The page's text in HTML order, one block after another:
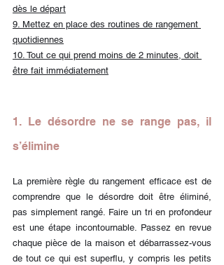
dès le départ
9. Mettez en place des routines de rangement
quotidiennes
10. Tout ce qui prend moins de 2 minutes, doit
être fait immédiatement
1. Le désordre ne se range pas, il
s’élimine
La première règle du rangement efficace est de
comprendre que le désordre doit être éliminé,
pas simplement rangé. Faire un tri en profondeur
est une étape incontournable. Passez en revue
chaque pièce de la maison et débarrassez-vous
de tout ce qui est superflu, y compris les petits